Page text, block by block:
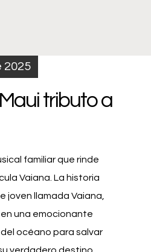
2025
tributo a
familiar que rinde
Vaiana. La historia
joven llamada Vaiana,
una emocionante
océano para salvar